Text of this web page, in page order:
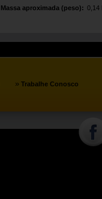
Massa aproximada (peso): 0,14
» Trabalhe Conosco